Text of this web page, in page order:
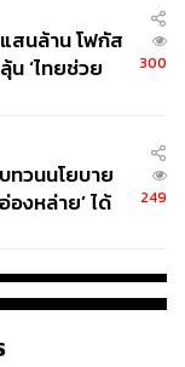
แสนล้าน โฟกัส
น ‘ไทยช่วย
300
ทวนนโยบาย
องหล่าย’ ได้
249